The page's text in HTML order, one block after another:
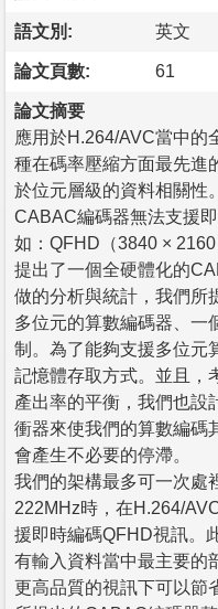
語文別: 英文
論文頁數: 61
論文摘要
應用於H.264/AVC當中的
種在碼率壓縮方面最先進
於位元層級的資料相關性
CABAC編碼器無法支援
如：QFHD（3840 ×
提出了一個全硬體化的
做的分析與統計，我們所
多位元的算數編碼器、一
制。為了能夠支援多位元
記憶體存取方式。並且，
產出率的平衡，我們也設
衝器來使我們的算數編碼
會產生不必要的停滯。
我們的架構最多可一次處
222MHz時，在H.264/
援即時編碼QFHD視訊。
有輸入資料當中最主要的
更高品質的視訊下可以節